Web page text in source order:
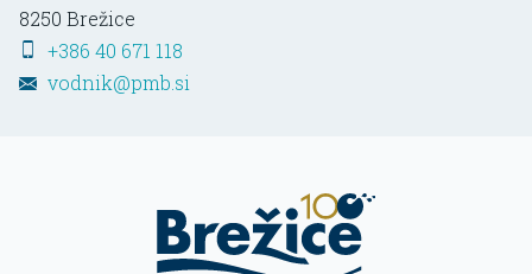
8250 Brežice
+386 40 671 118
vodnik@pmb.si